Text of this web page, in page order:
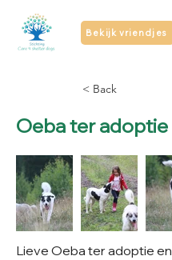
Bekijk vriendjes
< Back
Oeba ter adoptie
Lieve Oeba ter adoptie